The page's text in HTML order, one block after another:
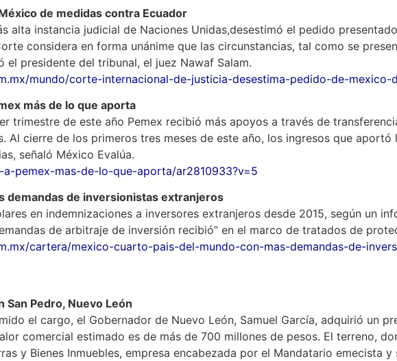
de medidas contra Ecuador
alta instancia judicial de Naciones Unidas,desestimó el pedido
considera en forma unánime que las circunstancias, tal como se
el presidente del tribunal, el juez Nawaf Salam.
mundo/corte-internacional-de-justicia-desestima-pedido-de-
más de lo que aporta
trimestre de este año Pemex recibió más apoyos a través de
Al cierre de los primeros tres meses de este año, los ingresos que
señaló México Evalúa.
pemex-mas-de-lo-que-aporta/ar2810933?v=5
demandas de inversionistas extranjeros
en indemnizaciones a inversores extranjeros desde 2015, según un
de arbitraje de inversión recibió” en el marco de tratados de
cartera/mexico-cuarto-pais-del-mundo-con-mas-demandas-de-
San Pedro, Nuevo León
el cargo, el Gobernador de Nuevo León, Samuel García, adquirió un
comercial estimado es de más de 700 millones de pesos. El terreno,
y Bienes Inmuebles, empresa encabezada por el Mandatario emecista